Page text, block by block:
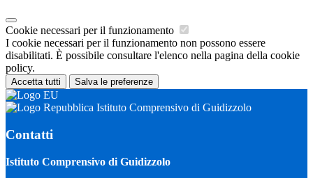
Cookie necessari per il funzionamento
I cookie necessari per il funzionamento non possono essere
disabilitati. È possibile consultare l'elenco nella pagina della cookie
policy.
Accetta tutti Salva le preferenze
Istituto Comprensivo di Guidizzolo
Contatti
Istituto Comprensivo di Guidizzolo